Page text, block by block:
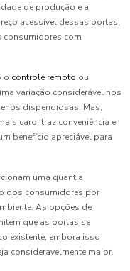
de produção e a
acessível dessas portas,
com
o controle remoto ou
variação considerável nos
dispendiosas. Mas,
caro, traz conveniência e
benefício apreciável para
uma quantia
dos consumidores por
As opções de
que as portas se
existente, embora isso
consideravelmente maior.